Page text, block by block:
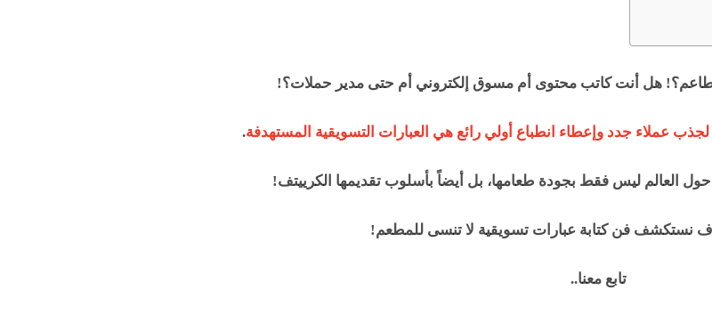
هل أنت كاتب محتوى أم مسوق إلكتروني أم حتى مدير حملات؟!
لجذب عملاء جدد وإعطاء انطباع أولي رائع هي العبارات التسويقية المستهدفة.
حول العالم ليس فقط بجودة طعامها، بل أيضاً بأسلوب تقديمها الكرييتف!
نستكشف فن كتابة عبارات تسويقية لا تنسى للمطعم!
تابع معنا..